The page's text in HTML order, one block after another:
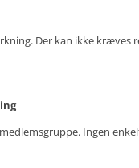
Der kan ikke
Ingen